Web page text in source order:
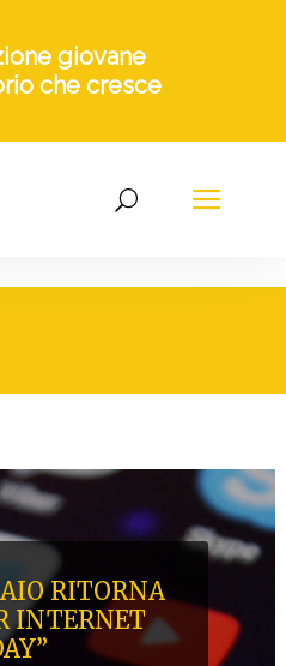
giovane
che cresce
RITORNA
INTERNET